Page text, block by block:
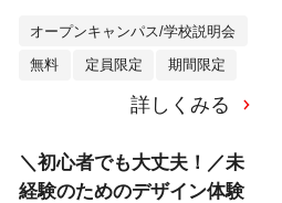
オープンキャンパス/学校説明会
無料 定員限定 期間限定
詳しくみる
＼初心者でも大丈夫！／未
経験のためのデザイン体験